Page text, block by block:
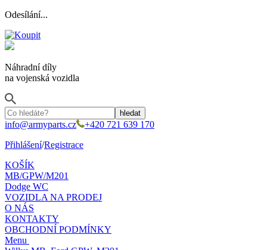
Odesílání...
Náhradní díly
na vojenská vozidla
info@armyparts.cz
+420 721 639 170
Přihlášení/Registrace
KOŠÍK
MB/GPW/M201
Dodge WC
VOZIDLA NA PRODEJ
O NÁS
KONTAKTY
OBCHODNÍ PODMÍNKY
Menu